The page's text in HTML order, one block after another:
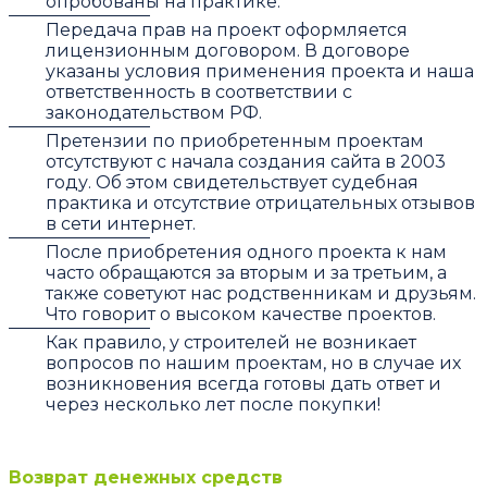
Передача прав на проект оформляется
лицензионным договором. В договоре
указаны условия применения проекта и наша
ответственность в соответствии с
законодательством РФ.
Претензии по приобретенным проектам
отсутствуют с начала создания сайта в 2003
году. Об этом свидетельствует судебная
практика и отсутствие отрицательных отзывов
в сети интернет.
После приобретения одного проекта к нам
часто обращаются за вторым и за третьим, а
также советуют нас родственникам и друзьям.
Что говорит о высоком качестве проектов.
Как правило, у строителей не возникает
вопросов по нашим проектам, но в случае их
возникновения всегда готовы дать ответ и
через несколько лет после покупки!
Возврат денежных средств